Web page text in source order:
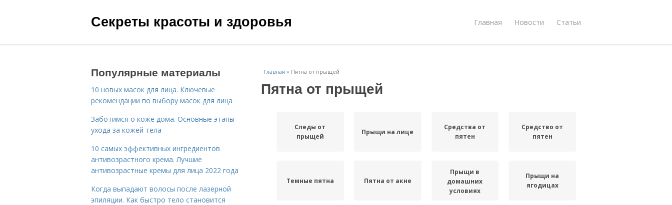
Секреты красоты и здоровья Главная Новости Статьи
Главная » Пятна от прыщей
Пятна от прыщей
Следы от
прыщей
Прыщи на лице
Средства от
пятен
Средство от
пятен
Темные пятна Пятна от акне
Прыщи в
домашних
условиях
Прыщи на
ягодицах
Популярные материалы
10 новых масок для лица. Ключевые
рекомендации по выбору масок для лица
Заботимся о коже дома. Основные этапы
ухода за кожей тела
10 самых эффективных ингредиентов
антивозрастного крема. Лучшие
антивозрастные кремы для лица 2022 года
Когда выпадают волосы после лазерной
эпиляции. Как быстро тело становится